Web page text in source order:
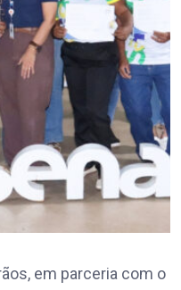
em parceria com o